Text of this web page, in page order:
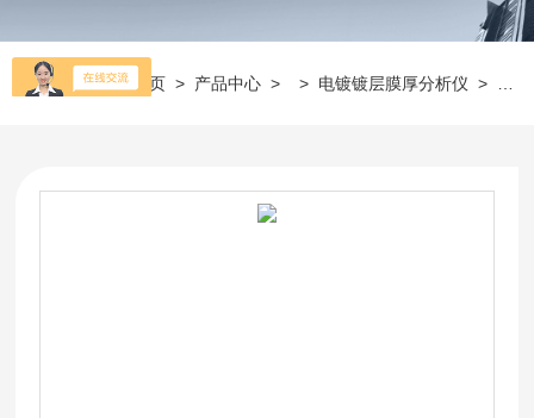
当前位置： 首页 > 产品中心 > > 电镀镀层膜厚分析仪 >